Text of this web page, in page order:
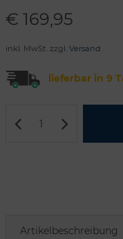
€ 169,95
inkl. MwSt. zzgl. Versand
lieferbar in 9
Artikelbeschreibung